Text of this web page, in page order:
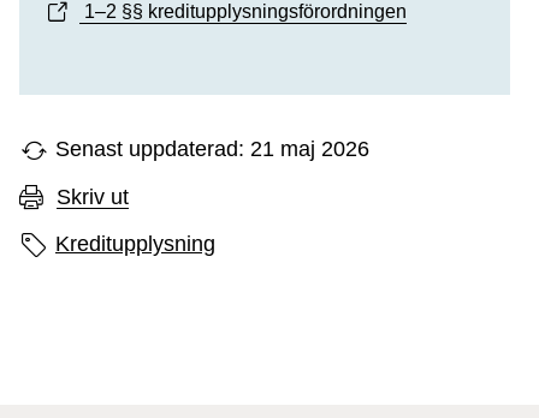
1–2 §§ kreditupplysningsförordningen
Senast uppdaterad: 21 maj 2026
Skriv ut
Sidans etiketter
Kreditupplysning